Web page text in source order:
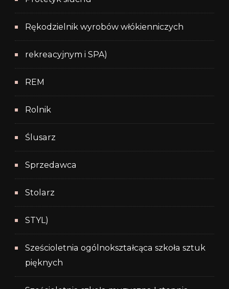
Rękodzielnik wyrobów włókienniczych
rekreacyjnym i SPA)
REM
Rolnik
Ślusarz
Sprzedawca
Stolarz
STYL)
Sześcioletnia ogólnokształcąca szkoła sztuk
pięknych